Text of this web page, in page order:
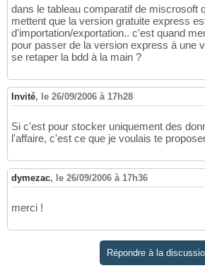
dans le tableau comparatif de miscrosoft
mettent que la version gratuite express
d'importation/exportation.. c'est quand
pour passer de la version express à une
se retaper la bdd à la main ?
Invité, le 26/09/2006 à 17h28
Si c'est pour stocker uniquement des
l'affaire, c'est ce que je voulais te
dymezac, le 26/09/2006 à 17h36
merci !
Répondre à la